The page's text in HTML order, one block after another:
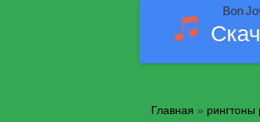
Bon
Главная » рингтоны